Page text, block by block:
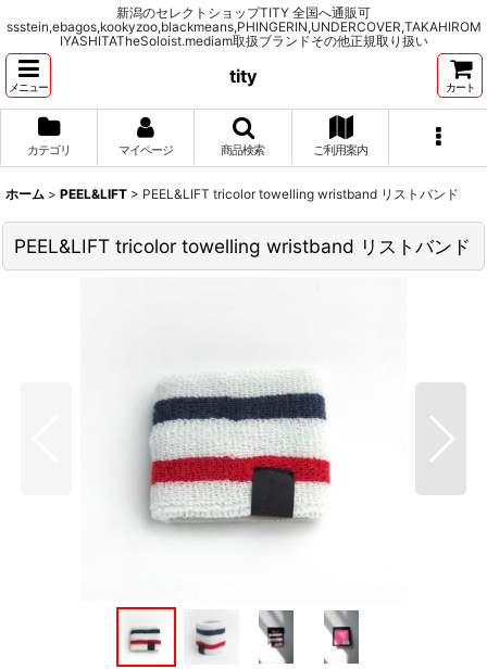
新潟のセレクトショップTITY 全国へ通販可
ssstein,ebagos,kookyzoo,blackmeans,PHINGERIN,UNDERCOVER,TAKAHIROM
IYASHITATheSoloist.mediam取扱ブランドその他正規取り扱い
メニュー
tity
カート
カテゴリ マイページ 商品検索 ご利用案内
ホーム > PEEL&LIFT > PEEL&LIFT tricolor towelling wristband リストバンド
PEEL&LIFT tricolor towelling wristband リストバンド